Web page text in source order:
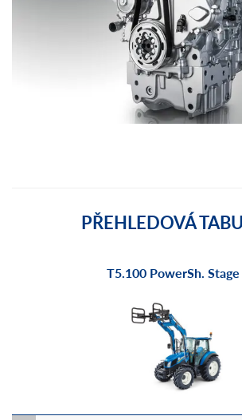
PŘEHLEDOVÁ
T5.100 PowerSh. Stage